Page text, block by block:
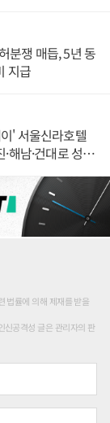
분쟁 매듭, 5년 동
지급
' 서울신라호텔
해남·건대로 성
법률에 의해 제재를 받을
신공격성 글은 관리자의 판